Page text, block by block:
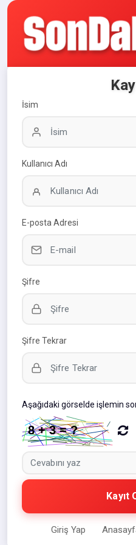
İsim
Kullanıcı Adı
E-posta Adresi
Şifre
Şifre Tekrar
Aşağıdaki görselde işlemin
Kayıt
Giriş Yap